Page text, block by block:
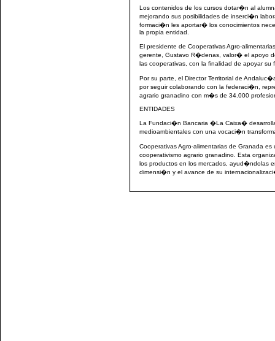
Los contenidos de los cursos dotar�n al
mejorando sus posibilidades de inserci�n
formaci�n les aportar� los conocimientos
la propia entidad.
El presidente de Cooperativas Agro-
gerente, Gustavo R�denas, valor� el apoyo
las cooperativas, con la finalidad de apoyar
Por su parte, el Director Territorial de
por seguir colaborando con la federaci�n,
agrario granadino con m�s de 34.000
ENTIDADES
La Fundaci�n Bancaria �La Caixa�
medioambientales con una vocaci�n
Cooperativas Agro-alimentarias de Granada
cooperativismo agrario granadino. Esta
los productos en los mercados, ayud�ndolas
dimensi�n y el avance de su